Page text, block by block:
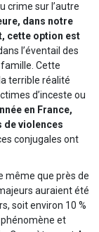
crime sur l’autre
dans notre
cette option est
l’éventail des
Cette
terrible réalité
d’inceste ou
en France,
de violences
conjugales ont
même que près de
auraient été
soit environ 10 %
phénomène et